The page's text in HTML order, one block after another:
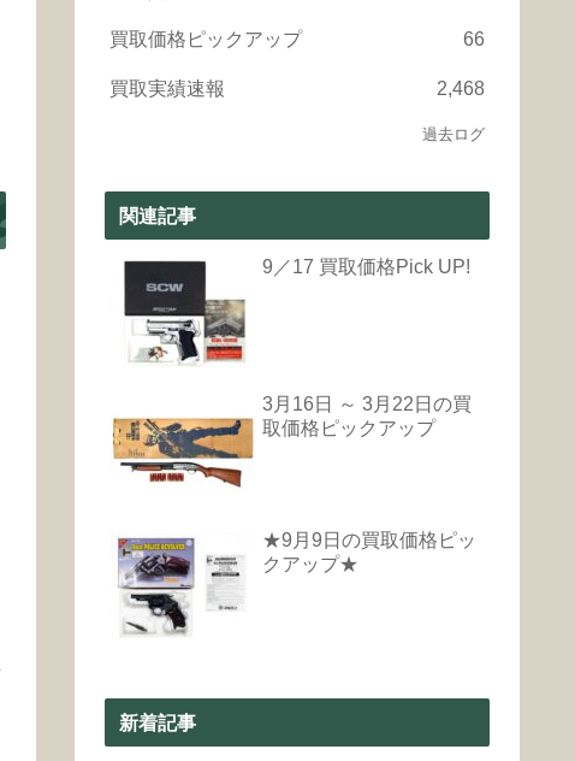
買取価格ピックアップ 66
買取実績速報 2,468
過去ログ
関連記事
9／17 買取価格Pick UP!
3月16日 ～ 3月22日の買
取価格ピックアップ
★9月9日の買取価格ピッ
クアップ★
新着記事